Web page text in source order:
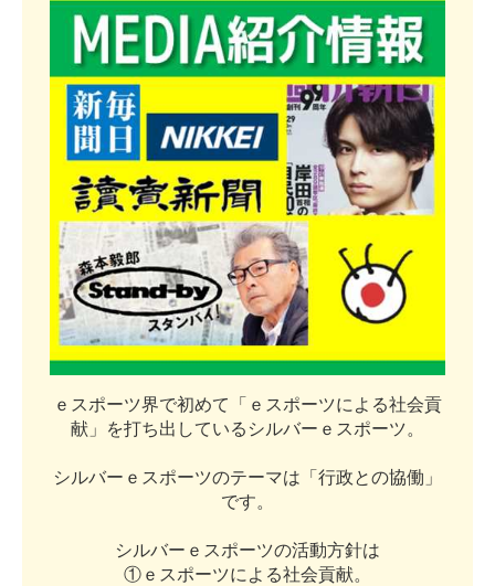
ｅ スポーツ界で初めて 「 ｅ スポーツに よ る社会貢
献 」 を打ち出 している シルバー ｅ スポーツ。
シルバー ｅ スポーツのテーマは 「 行政との協働 」
です。
シルバー ｅ スポーツの活動方針は
① ｅ スポーツに よ る社会貢献。